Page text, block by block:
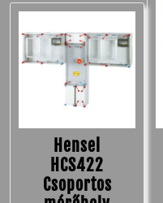
Hensel
HCS422
Csoportos